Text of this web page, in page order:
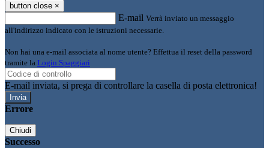
button close ×
E-mail Verrà inviato un messaggio
all'indirizzo indicato con le istruzioni necessarie.
Non hai una e-mail associata al nome utente? Effettua il reset della password
tramite la Login Spaggiari
E-mail inviata, si prega di controllare la casella di posta elettronica!
Errore
Chiudi
Successo